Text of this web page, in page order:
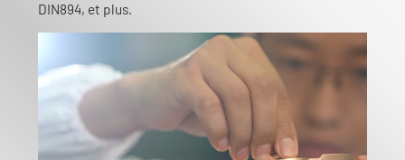
DIN894, et plus.